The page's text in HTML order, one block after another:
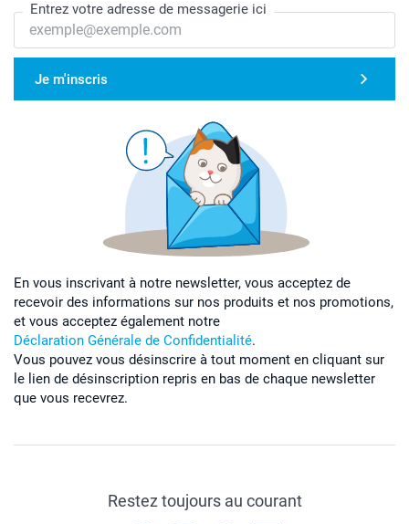
76 cm
58,5 cm
XXL
77,2 cm
61,5 cm
20 cm
Entrez votre adresse de messagerie ici
Je m'inscris
En vous inscrivant à notre newsletter, vous acceptez de
recevoir des informations sur nos produits et nos promotions,
et vous acceptez également notre
Déclaration Générale de Confidentialité.
Vous pouvez vous désinscrire à tout moment en cliquant sur
le lien de désinscription repris en bas de chaque newsletter
que vous recevrez.
Restez toujours au courant